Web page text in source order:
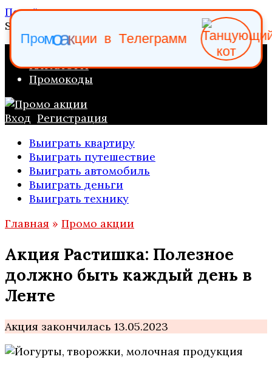
Перейти к содержанию
Search for:
КАТАЛОГИ
Промокоды
Вход Регистрация
Выиграть квартиру
Выиграть путешествие
Выиграть автомобиль
Выиграть деньги
Выиграть технику
Главная » Промо акции
Акция Растишка: Полезное
должно быть каждый день в
Ленте
Акция закончилась 13.05.2023
Промоакции в Телеграмм